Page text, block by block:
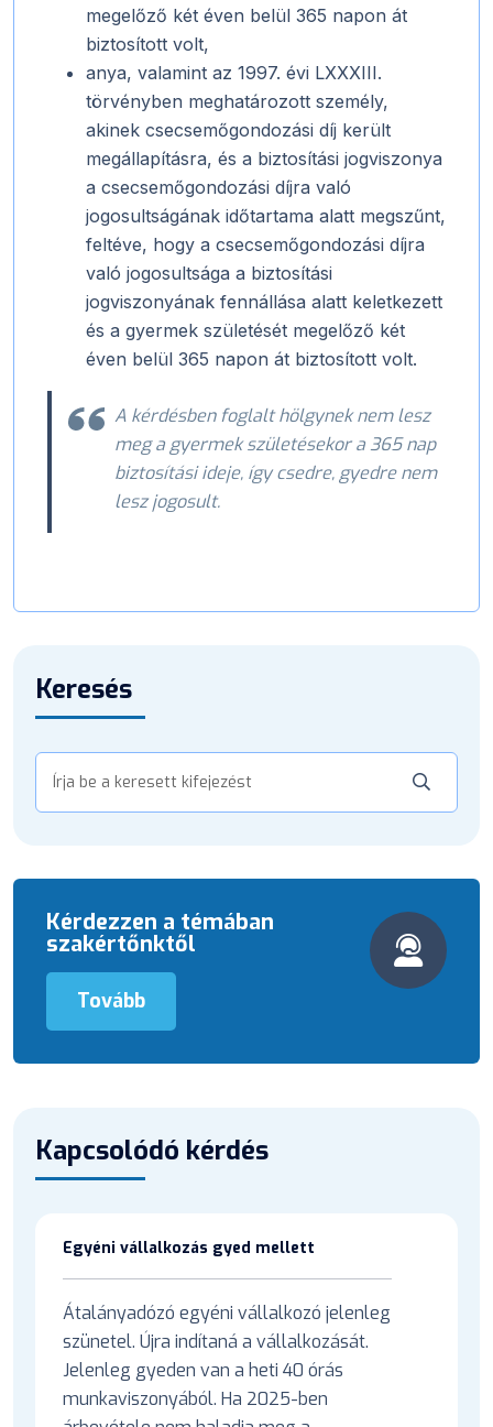
megelőző két éven belül 365 napon át
biztosított volt,
anya, valamint az 1997. évi LXXXIII.
törvényben meghatározott személy,
akinek csecsemőgondozási díj került
megállapításra, és a biztosítási jogviszonya
a csecsemőgondozási díjra való
jogosultságának időtartama alatt megszűnt,
feltéve, hogy a csecsemőgondozási díjra
való jogosultsága a biztosítási
jogviszonyának fennállása alatt keletkezett
és a gyermek születését megelőző két
éven belül 365 napon át biztosított volt.
A kérdésben foglalt hölgynek nem lesz
meg a gyermek születésekor a 365 nap
biztosítási ideje, így csedre, gyedre nem
lesz jogosult.
Keresés
Kérdezzen a témában
szakértőnktől
Tovább
Kapcsolódó kérdés
Egyéni vállalkozás gyed mellett
Átalányadózó egyéni vállalkozó jelenleg
szünetel. Újra indítaná a vállalkozását.
Jelenleg gyeden van a heti 40 órás
munkaviszonyából. Ha 2025-ben